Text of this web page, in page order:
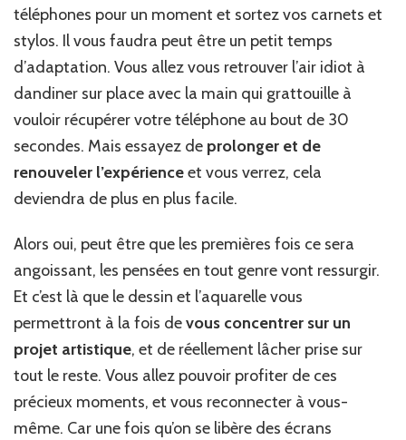
téléphones pour un moment et sortez vos carnets et
stylos. Il vous faudra peut être un petit temps
d’adaptation. Vous allez vous retrouver l’air idiot à
dandiner sur place avec la main qui grattouille à
vouloir récupérer votre téléphone au bout de 30
secondes. Mais essayez de prolonger et de
renouveler l’expérienceet vous verrez, cela
deviendra de plus en plus facile.
Alors oui, peut être que les premières fois ce sera
angoissant, les pensées en tout genre vont ressurgir.
Et c’est là que le dessin et l’aquarelle vous
permettront à la fois devous concentrer sur un
projet artistique, et de réellement lâcher prise sur
tout le reste. Vous allez pouvoir profiter de ces
précieux moments, et vous reconnecter à vous-
même. Car une fois qu’on se libère des écrans